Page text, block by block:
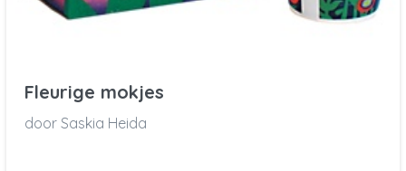
Fleurige mokjes
door Saskia Heida